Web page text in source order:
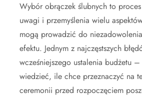
Wybór obrączek ślubnych to
uwagi i przemyślenia wielu
mogą prowadzić do
efektu. Jednym z najczęstszych
wcześniejszego ustalenia budżetu
wiedzieć, ile chce przeznaczyć na
ceremonii przed rozpoczęciem